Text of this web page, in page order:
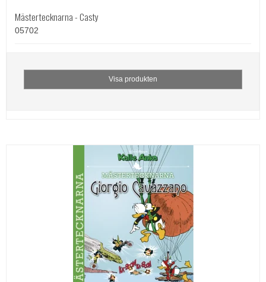
Mästertecknarna - Casty
05702
Visa produkten